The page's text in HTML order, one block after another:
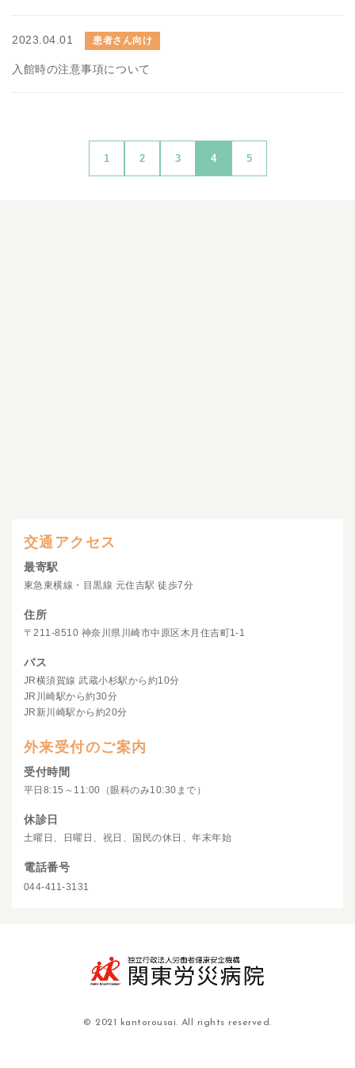
2023.04.01 患者さん向け
入館時の注意事項について
1 2 3 4 5
交通アクセス
最寄駅
東急東横線・目黒線 元住吉駅 徒歩7分
住所
〒211-8510 神奈川県川崎市中原区木月住吉町1-1
バス
JR横須賀線 武蔵小杉駅から約10分
JR川崎駅から約30分
JR新川崎駅から約20分
外来受付のご案内
受付時間
平日8:15～11:00（眼科のみ10:30まで）
休診日
土曜日、日曜日、祝日、国民の休日、年末年始
電話番号
044-411-3131
© 2021 kantorousai. All rights reserved.